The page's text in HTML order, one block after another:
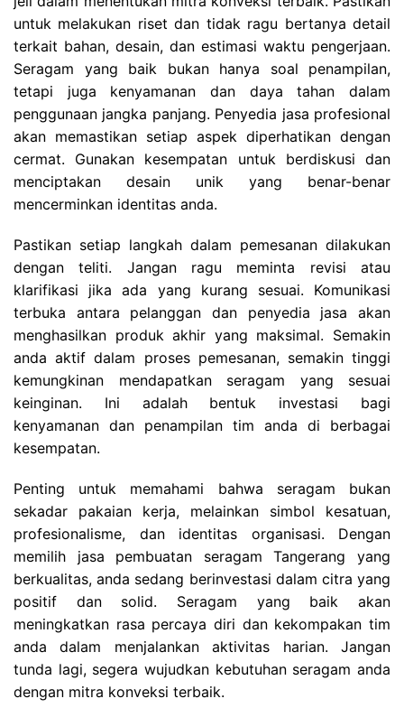
untuk melakukan riset dan tidak ragu bertanya detail
terkait bahan, desain, dan estimasi waktu pengerjaan.
Seragam yang baik bukan hanya soal penampilan,
tetapi juga kenyamanan dan daya tahan dalam
penggunaan jangka panjang. Penyedia jasa profesional
akan memastikan setiap aspek diperhatikan dengan
cermat. Gunakan kesempatan untuk berdiskusi dan
menciptakan desain unik yang benar-benar
mencerminkan identitas anda.
Pastikan setiap langkah dalam pemesanan dilakukan
dengan teliti. Jangan ragu meminta revisi atau
klarifikasi jika ada yang kurang sesuai. Komunikasi
terbuka antara pelanggan dan penyedia jasa akan
menghasilkan produk akhir yang maksimal. Semakin
anda aktif dalam proses pemesanan, semakin tinggi
kemungkinan mendapatkan seragam yang sesuai
keinginan. Ini adalah bentuk investasi bagi
kenyamanan dan penampilan tim anda di berbagai
kesempatan.
Penting untuk memahami bahwa seragam bukan
sekadar pakaian kerja, melainkan simbol kesatuan,
profesionalisme, dan identitas organisasi. Dengan
memilih jasa pembuatan seragam Tangerang yang
berkualitas, anda sedang berinvestasi dalam citra yang
positif dan solid. Seragam yang baik akan
meningkatkan rasa percaya diri dan kekompakan tim
anda dalam menjalankan aktivitas harian. Jangan
tunda lagi, segera wujudkan kebutuhan seragam anda
dengan mitra konveksi terbaik.